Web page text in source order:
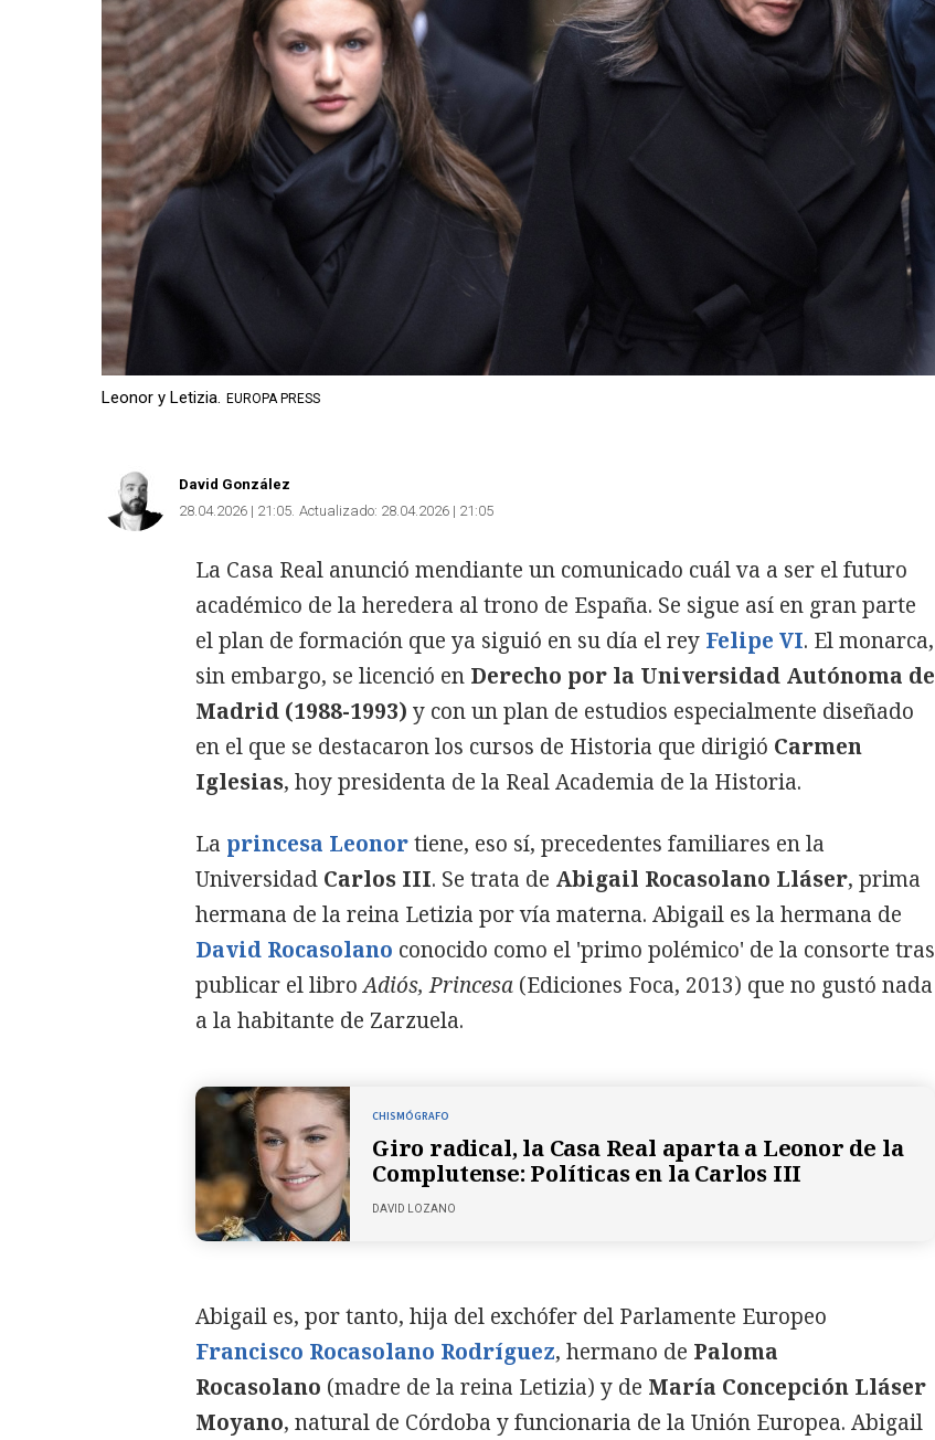
Leonor y Letizia. EUROPA PRESS
David González
28.04.2026 | 21:05 Actualizado: 28.04.2026 | 21:05
La Casa Real anunció mendiante un comunicado cuál va a ser el futuro
académico de la heredera al trono de España. Se sigue así en gran parte
el plan de formación que ya siguió en su día el rey Felipe VI. El monarca,
sin embargo, se licenció en Derecho por la Universidad Autónoma de
Madrid (1988-1993) y con un plan de estudios especialmente diseñado
en el que se destacaron los cursos de Historia que dirigió Carmen
Iglesias, hoy presidenta de la Real Academia de la Historia.
La princesa Leonortiene, eso sí, precedentes familiares en la
Universidad Carlos III. Se trata de Abigail Rocasolano Lláser, prima
hermana de la reina Letizia por vía materna. Abigail es la hermana de
David Rocasolano conocido como el 'primo polémico' de la consorte tras
publicar el libroAdiós, Princesa (Ediciones Foca, 2013) que no gustó nada
a la habitante de Zarzuela.
CHISMÓGRAFO
Giro radical, la Casa Real aparta a Leonor de la
Complutense: Políticas en la Carlos III
DAVID LOZANO
Abigail es, por tanto, hija del exchófer del Parlamente Europeo
Francisco Rocasolano Rodríguez, hermano de Paloma
Rocasolano (madre de la reina Letizia) y de María Concepción Lláser
Moyano, natural de Córdoba y funcionaria de la Unión Europea. Abigail